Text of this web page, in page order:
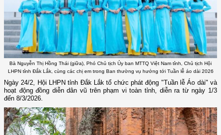
Bà Nguyễn Thị Hồng Thái (giữa), Phó Chủ tịch Ủy ban MTTQ Việt Nam tỉnh, Chủ tịch Hội
LHPN tỉnh Đắk Lắk, cùng các chị em trong Ban thường vụ hướng tới Tuần lễ áo dài 2026
Ngày 24/2, Hội LHPN tỉnh Đắk Lắk tổ chức phát động "Tuần lễ Áo dài" và
hoạt động đồng diễn dân vũ trên phạm vi toàn tỉnh, diễn ra từ ngày 1/3
đến 8/3/2026.